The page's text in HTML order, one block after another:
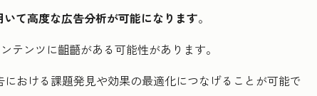
て高度な広告分析が可能になります。
ンツに齟齬がある可能性があります。
おける課題発見や効果の最適化につなげることが可能で